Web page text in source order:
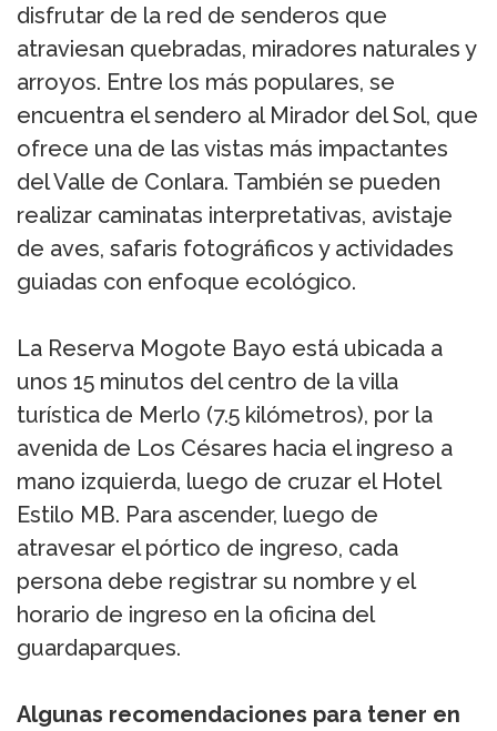
disfrutar de la red de senderos que
atraviesan quebradas, miradores naturales y
arroyos. Entre los más populares, se
encuentra el sendero al Mirador del Sol, que
ofrece una de las vistas más impactantes
del Valle de Conlara. También se pueden
realizar caminatas interpretativas, avistaje
de aves, safaris fotográficos y actividades
guiadas con enfoque ecológico.
La Reserva Mogote Bayo está ubicada a
unos 15 minutos del centro de la villa
turística de Merlo (7.5 kilómetros), por la
avenida de Los Césares hacia el ingreso a
mano izquierda, luego de cruzar el Hotel
Estilo MB. Para ascender, luego de
atravesar el pórtico de ingreso, cada
persona debe registrar su nombre y el
horario de ingreso en la oficina del
guardaparques.
Algunas recomendaciones para tener en